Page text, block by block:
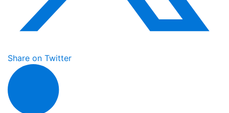
Share on Twitter